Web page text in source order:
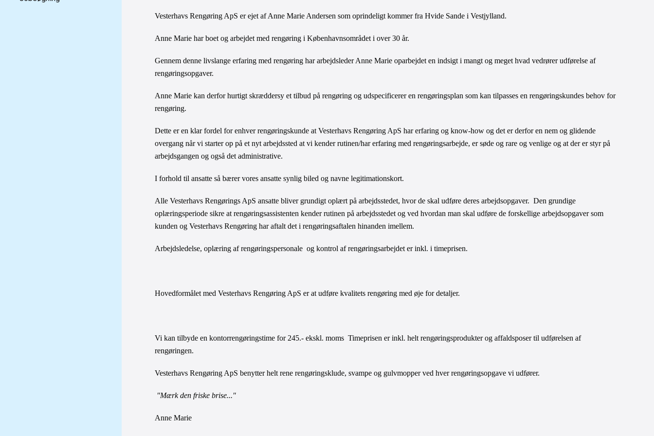
Vesterhavs Rengøring ApS er ejet af Anne Marie Andersen som oprindeligt kommer fra Hvide Sande i Vestjylland.
Anne Marie har boet og arbejdet med rengøring i Københavnsområdet i over 30 år.
Gennem denne livslange erfaring med rengøring har arbejdsleder Anne Marie oparbejdet en indsigt i mangt og meget hvad vedrører udførelse af
rengøringsopgaver.
Anne Marie kan derfor hurtigt skræddersy et tilbud på rengøring og udspecificerer en rengøringsplan som kan tilpasses en rengøringskundes behov for
rengøring.
Dette er en klar fordel for enhver rengøringskunde at Vesterhavs Rengøring ApS har erfaring og know-how og det er derfor en nem og glidende
overgang når vi starter op på et nyt arbejdssted at vi kender rutinen/har erfaring med rengøringsarbejde, er søde og rare og venlige og at der er styr på
arbejdsgangen og også det administrative.
I forhold til ansatte så bærer vores ansatte synlig biled og navne legitimationskort.
Alle Vesterhavs Rengørings ApS ansatte bliver grundigt oplært på arbejdsstedet, hvor de skal udføre deres arbejdsopgaver.  Den grundige
oplæringsperiode sikre at rengøringsassistenten kender rutinen på arbejdsstedet og ved hvordan man skal udføre de forskellige arbejdsopgaver som
kunden og Vesterhavs Rengøring har aftalt det i rengøringsaftalen hinanden imellem.
Arbejdsledelse, oplæring af rengøringspersonale  og kontrol af rengøringsarbejdet er inkl. i timeprisen.
Hovedformålet med Vesterhavs Rengøring ApS er at udføre kvalitets rengøring med øje for detaljer.
Vi kan tilbyde en kontorrengøringstime for 245.- ekskl. moms  Timeprisen er inkl. helt rengøringsprodukter og affaldsposer til udførelsen af
rengøringen.
Vesterhavs Rengøring ApS benytter helt rene rengøringsklude, svampe og gulvmopper ved hver rengøringsopgave vi udfører.
"Mærk den friske brise..."
Anne Marie